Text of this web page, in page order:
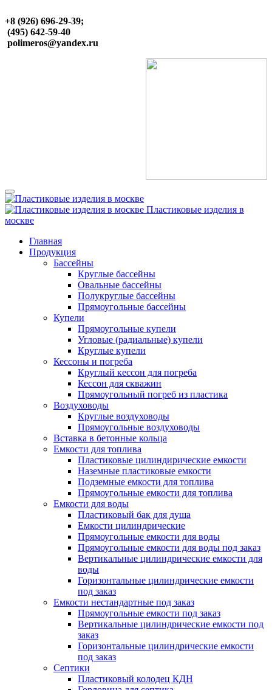
+8 (926) 696-29-39;
(495) 642-59-40
polimeros@yandex.ru
Пластиковые изделия в
москве
Главная
Продукция
Бассейны
Круглые бассейны
Овальные бассейны
Полукруглые бассейны
Прямоугольные бассейны
Купели
Прямоугольные купели
Угловые (радиальные) купели
Круглые купели
Кессоны и погреба
Круглый кессон для погреба
Кессон для скважин
Прямоугольный погреб из пластика
Воздуховоды
Круглые воздуховоды
Прямоугольные воздуховоды
Вставка в бетонные кольца
Емкости для топлива
Пластиковые цилиндирические емкости
Наземные пластиковые емкости
Подземные емкости для топлива
Прямоугольные емкости для топлива
Емкости для воды
Пластиковый бак для душа
Емкости цилиндрические
Прямоугольные емкости для воды
Прямоугольные емкости для воды под заказ
Вертикальные цилиндрические емкости для
воды
Горизонтальные цилиндрические емкости
под заказ
Емкости нестандартные под заказ
Прямоугольные емкости под заказ
Вертикальные цилиндрические емкости под
заказ
Горизонтальные цилиндрические емкости
под заказ
Септики
Пластиковый колодец КДН